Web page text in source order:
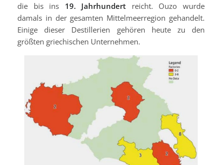
die bis ins 19. Jahrhundert reicht. Ouzo wurde
damals in der gesamten Mittelmeerregion gehandelt.
Einige dieser Destillerien gehören heute zu den
größten griechischen Unternehmen.